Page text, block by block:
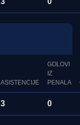
ASISTENCIJE
GOLOVI
IZ
PENALA
3 0